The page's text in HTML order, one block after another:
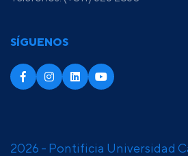
SÍGUENOS
2026 - Pontificia Universidad